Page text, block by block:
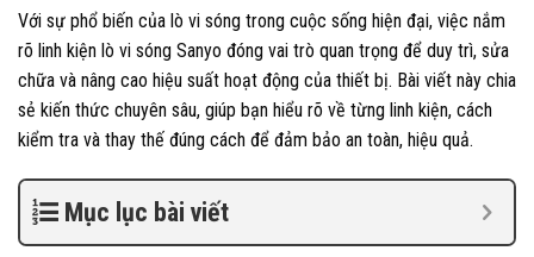
Với sự phổ biến của lò vi sóng trong cuộc sống hiện đại, việc nắm
rõ linh kiện lò vi sóng Sanyo đóng vai trò quan trọng để duy trì, sửa
chữa và nâng cao hiệu suất hoạt động của thiết bị. Bài viết này chia
sẻ kiến thức chuyên sâu, giúp bạn hiểu rõ về từng linh kiện, cách
kiểm tra và thay thế đúng cách để đảm bảo an toàn, hiệu quả.
Mục lục bài viết